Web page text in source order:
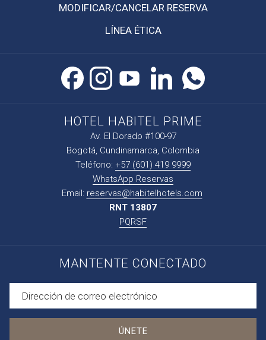
MODIFICAR/CANCELAR RESERVA
LÍNEA ÉTICA
HOTEL HABITEL PRIME
Av. El Dorado #100-97
Bogotá, Cundinamarca, Colombia
Teléfono: +57 (601) 419 9999
WhatsApp Reservas
Email: reservas@habitelhotels.com
RNT 13807
PQRSF
MANTENTE CONECTADO
ÚNETE